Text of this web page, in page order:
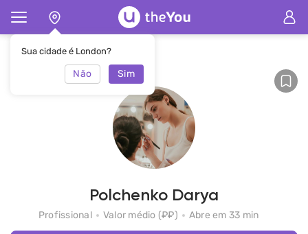
Sua cidade é London?
Não Sim
Principal Polchenko Darya
Polchenko Darya
Profissional Valor médio (₽₽) Abre em 33 min